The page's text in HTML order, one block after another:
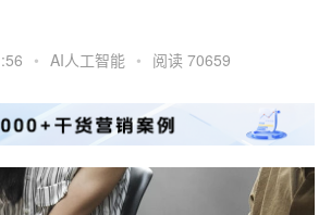
Yahoo Bing
活动 用户 游戏 海外
宙 跨境 青瓜通
• AI人工智能 • 阅读 70659